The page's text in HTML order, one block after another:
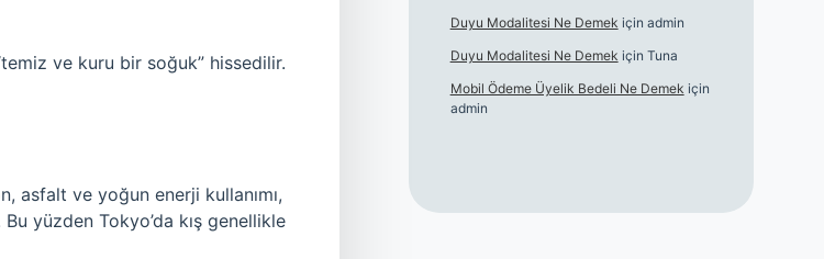
ve kuru bir soğuk” hissedilir.
asfalt ve yoğun enerji kullanımı,
yüzden Tokyo’da kış genellikle
Duyu Modalitesi Ne Demek için admin
Duyu Modalitesi Ne Demek için Tuna
Mobil Ödeme Üyelik Bedeli Ne Demek için
admin